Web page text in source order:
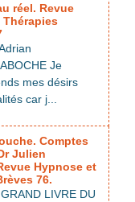
réel. Revue
Thérapies
Je
mes désirs
car j...
Comptes
Julien
Hypnose et
76.
LIVRE DU